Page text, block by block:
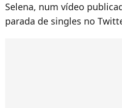
Selena, num vídeo
parada de singles no